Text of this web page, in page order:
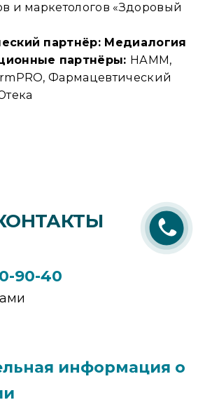
и маркетологов «Здоровый
партнёр: Медиалогия
партнёры: НАММ,
Фармацевтический
90-40
информация о